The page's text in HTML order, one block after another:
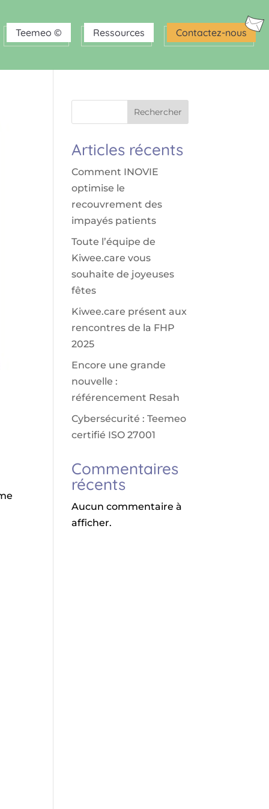
Teemeo © Ressources Contactez-nous
Rechercher
Articles récents
Comment INOVIE
optimise le
recouvrement des
impayés patients
Toute l’équipe de
Kiwee.care vous
souhaite de joyeuses
fêtes
Kiwee.care présent aux
rencontres de la FHP
2025
Encore une grande
nouvelle :
référencement Resah
Cybersécurité : Teemeo
certifié ISO 27001
Commentaires
récents
Aucun commentaire à
afficher.